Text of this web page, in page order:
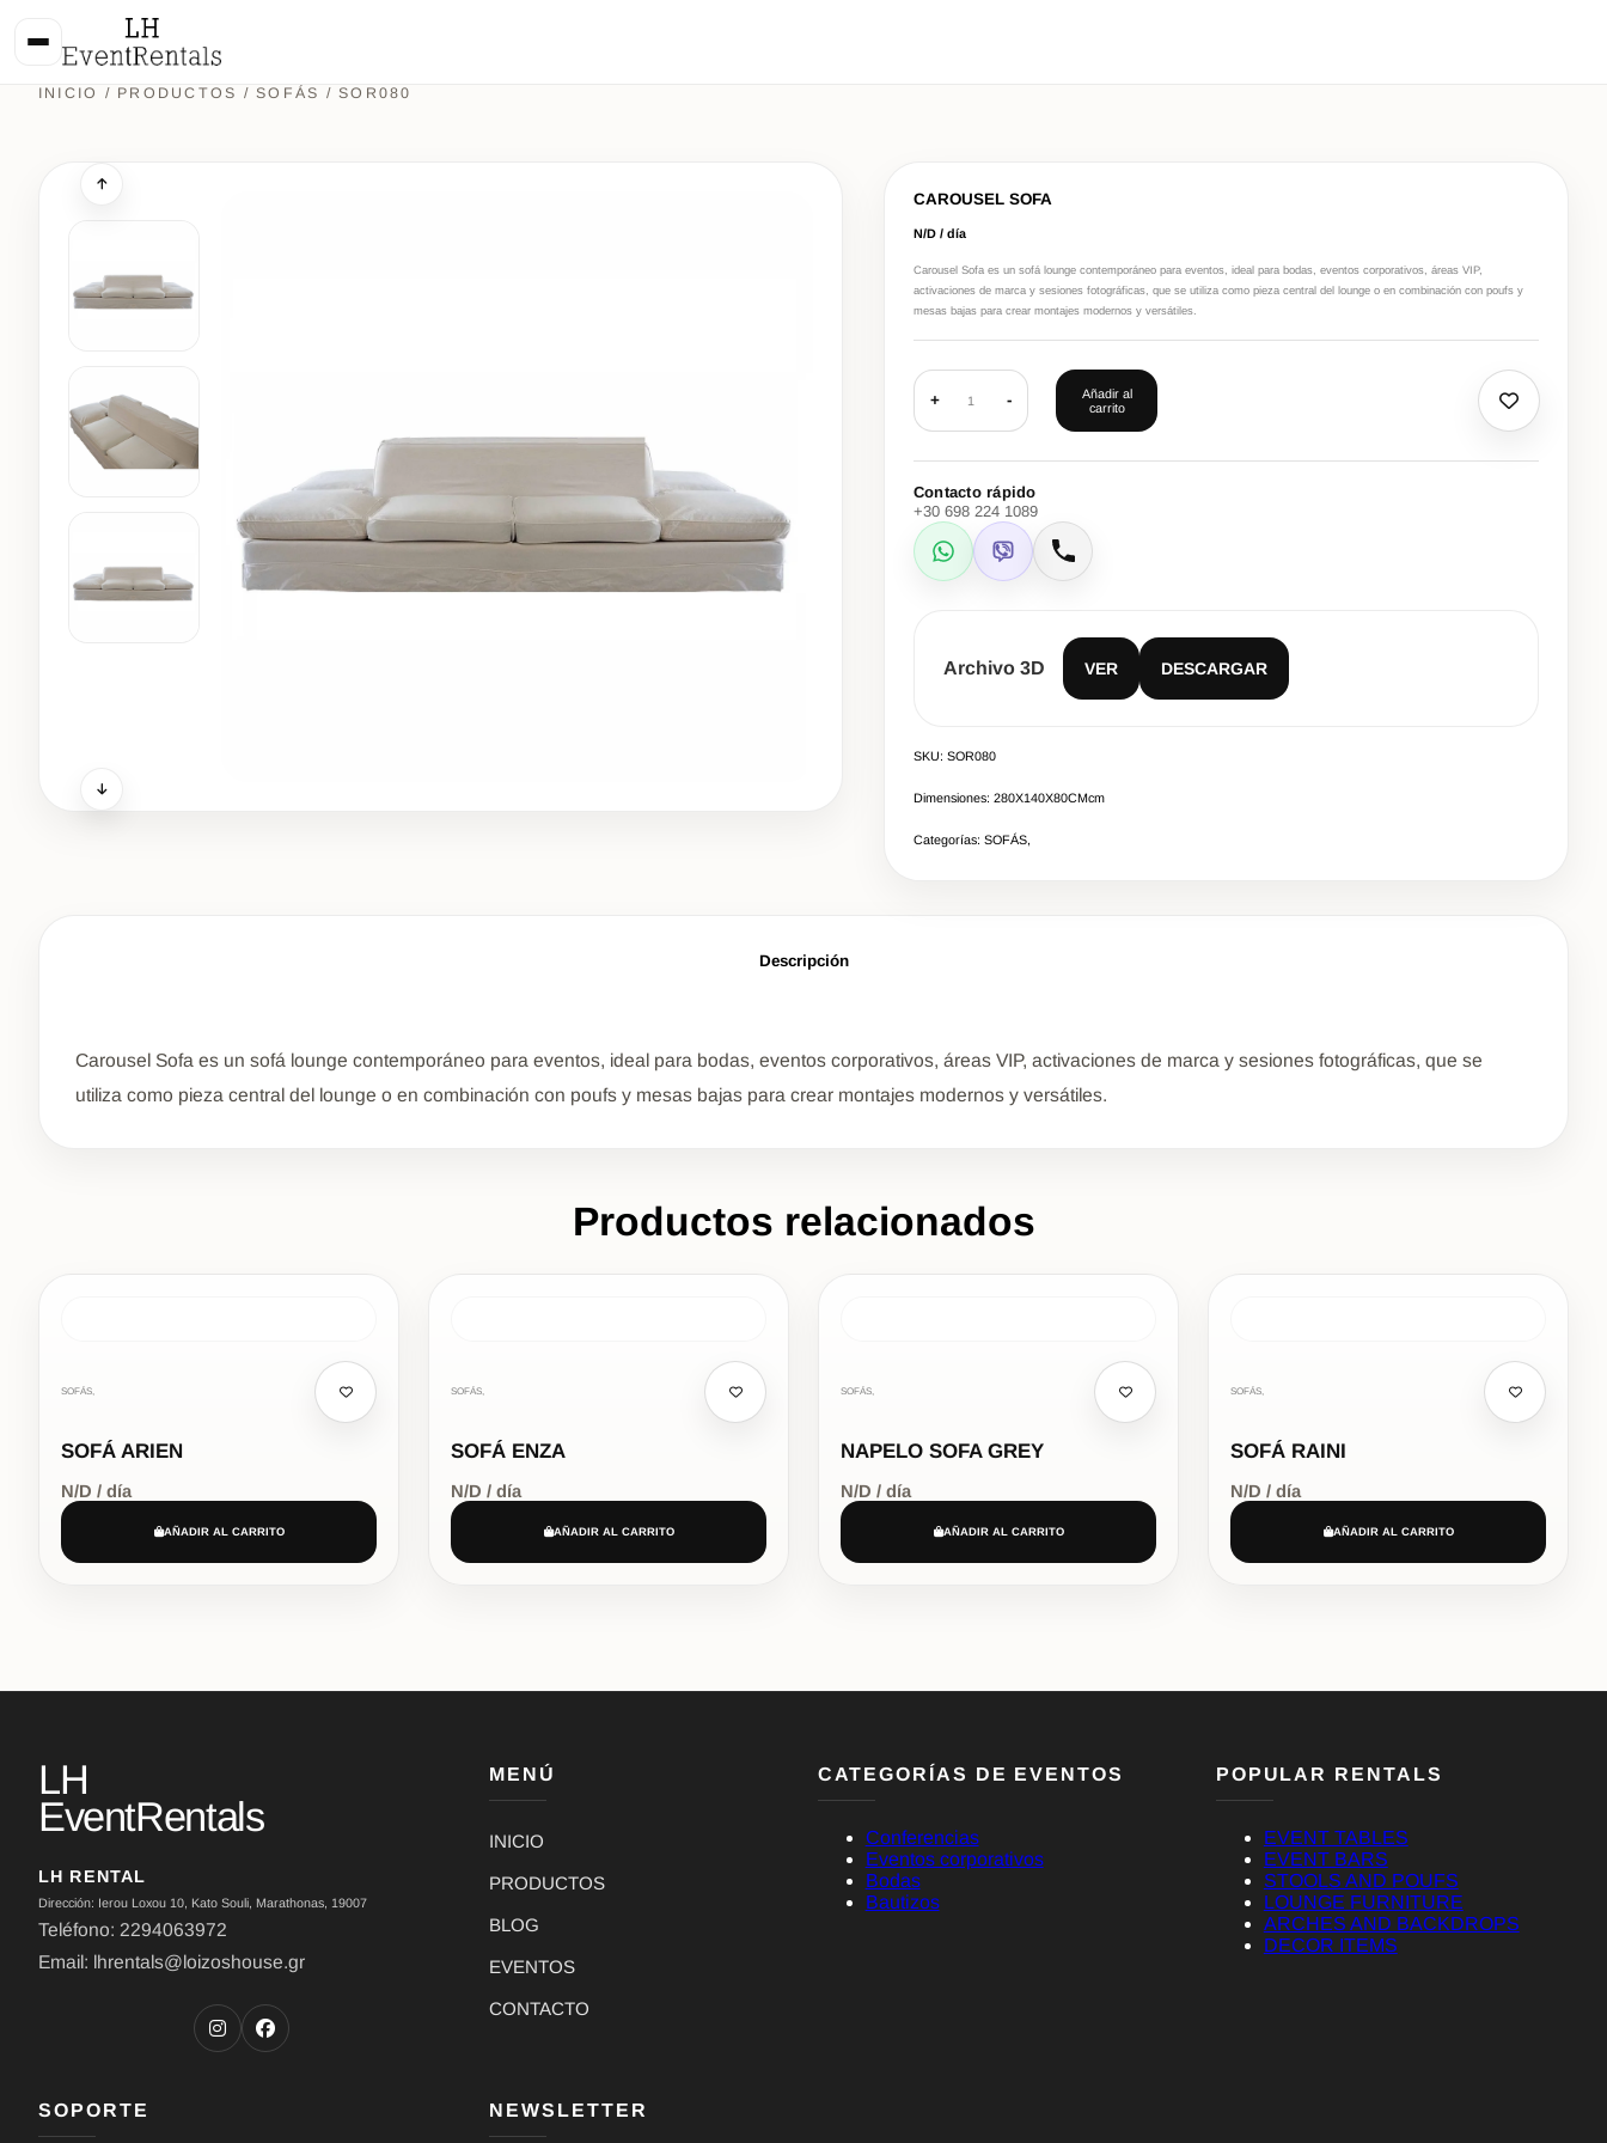
INICIO / PRODUCTOS /SOFÁS / SOR080
CAROUSEL SOFA
N/D / día
Carousel Sofa es un sofá lounge contemporáneo para eventos, ideal para bodas, eventos corporativos, áreas VIP,
activaciones de marca y sesiones fotográficas, que se utiliza como pieza central del lounge o en combinación con poufs y
mesas bajas para crear montajes modernos y versátiles.
+ 1 -
Añadir al
carrito
Contacto rápido
+30 698 224 1089
WhatsApp
Viber Llamar
Archivo 3D VER DESCARGAR
SKU: SOR080
Dimensiones: 280Χ140Χ80CMcm
Categorías: SOFÁS,
Descripción
Carousel Sofa es un sofá lounge contemporáneo para eventos, ideal para bodas, eventos corporativos, áreas VIP, activaciones de marca y sesiones fotográficas, que se
utiliza como pieza central del lounge o en combinación con poufs y mesas bajas para crear montajes modernos y versátiles.
Productos relacionados
SOFÁS,
SOFÁ ARIEN
N/D / día
AÑADIR AL CARRITO
SOFÁS,
SOFÁ ENZA
N/D / día
AÑADIR AL CARRITO
SOFÁS,
NAPELO SOFA GREY
N/D / día
AÑADIR AL CARRITO
SOFÁS,
SOFÁ RAINI
N/D / día
AÑADIR AL CARRITO
LH
EventRentals
LH RENTAL
Dirección: Ierou Loxou 10, Kato Souli, Marathonas, 19007
Teléfono: 2294063972
Email: lhrentals@loizoshouse.gr
MENÚ
INICIO
PRODUCTOS
BLOG
EVENTOS
CONTACTO
CATEGORÍAS DE EVENTOS
Conferencias
Eventos corporativos
Bodas
Bautizos
POPULAR RENTALS
EVENT TABLES
EVENT BARS
STOOLS AND POUFS
LOUNGE FURNITURE
ARCHES AND BACKDROPS
DECOR ITEMS
SOPORTE NEWSLETTER